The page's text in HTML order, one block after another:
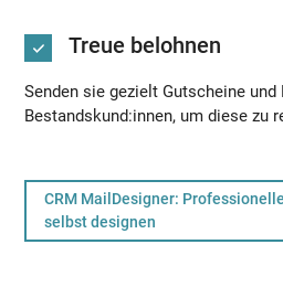
Treue belohnen
Senden sie gezielt Gutscheine und
Bestandskund:innen, um diese zu
CRM MailDesigner:
selbst designen